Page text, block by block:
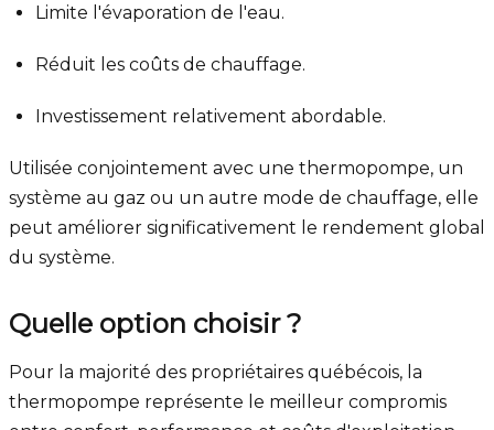
Limite l'évaporation de l'eau.
Réduit les coûts de chauffage.
Investissement relativement abordable.
Utilisée conjointement avec une thermopompe, un
système au gaz ou un autre mode de chauffage, elle
peut améliorer significativement le rendement global
du système.
Quelle option choisir ?
Pour la majorité des propriétaires québécois, la
thermopompe représente le meilleur compromis